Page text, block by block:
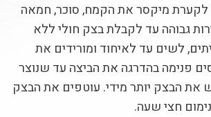
לקערת מיקסר את הקמח, סוכר, חמאה
גבוהה עד לקבלת בצק חולי ללא
לשים עד לאיחוד ומורידים את
פנימה בהדרגה את הביצה עד שנוצר
את הבצק יותר מידי. עוטפים את הבצק
חצי שעה.